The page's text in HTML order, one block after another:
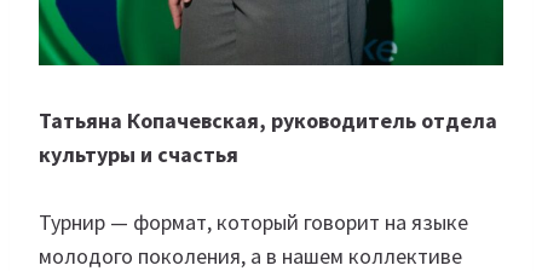
Татьяна Копачевская, руководитель отдела
культуры и счастья
Турнир — формат, который говорит на языке
молодого поколения, а в нашем коллективе